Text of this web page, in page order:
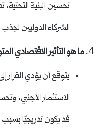
تحسين البنية التحتية،
الشركاء الدوليين
ما هو التأثير الاقتصادي
يتوقع أن يؤدي القرار
الاستثمار الأجنبي،
قد يكون تدريجيًا بسبب